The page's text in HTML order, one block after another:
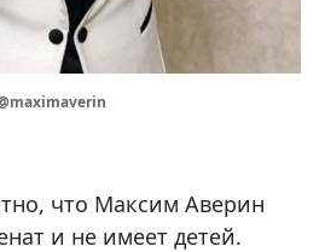
что Максим Аверин
и не имеет детей.